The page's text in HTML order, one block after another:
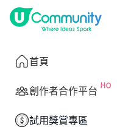
首頁
創作者合作平台
試用獎賞專區